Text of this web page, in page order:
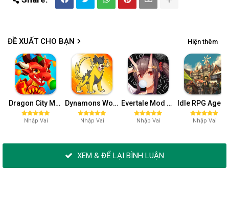
ĐỀ XUẤT CHO BẠN Hiện thêm
Dragon City MOD APK (One Hit, Tiền/99 999 Gems 2024) v24.7.2
Nhập Vai
Dynamons World MOD APK (Full Tiền, Max Level, Bất tử) v1.10.01
Nhập Vai
Evertale Mod APK (Menu/Bất tử, sát thương cao) v2.0.97
Nhập Vai Nhập Vai
XEM & ĐỂ LẠI BÌNH LUẬN